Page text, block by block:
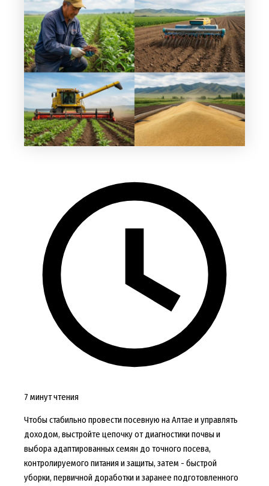
7 минут чтения
Чтобы стабильно провести посевную на Алтае и управлять
доходом, выстройте цепочку от диагностики почвы и
выбора адаптированных семян до точного посева,
контролируемого питания и защиты, затем - быстрой
уборки, первичной доработки и заранее подготовленного